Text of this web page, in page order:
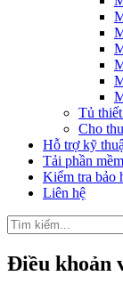
Tủ
Cho
Hỗ trợ kỹ
Tải phần mềm
Kiểm tra bảo
Liên hệ
Điều khoản